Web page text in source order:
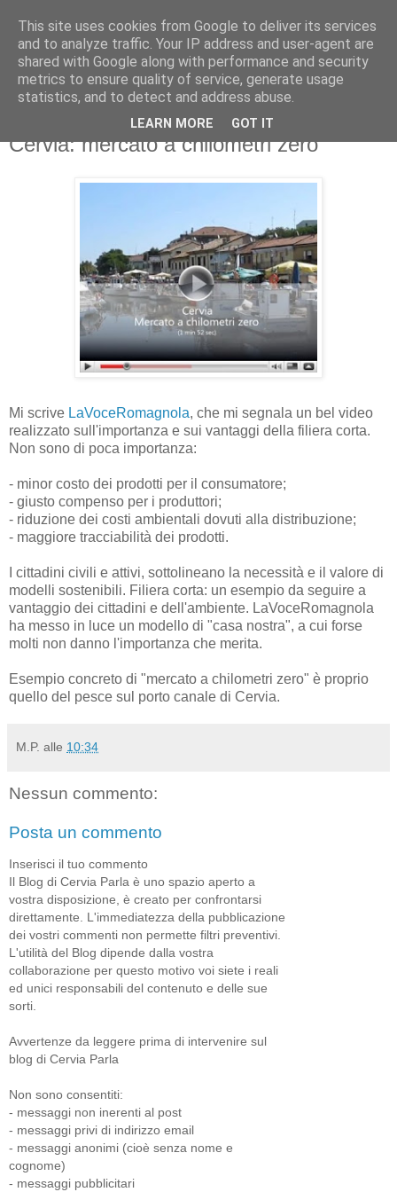
sabato 5 settembre 2009
Cervia: mercato a chilometri zero
Mi scrive LaVoceRomagnola, che mi segnala un bel video
realizzato sull'importanza e sui vantaggi della filiera corta.
Non sono di poca importanza:
- minor costo dei prodotti per il consumatore;
- giusto compenso per i produttori;
- riduzione dei costi ambientali dovuti alla distribuzione;
- maggiore tracciabilità dei prodotti.
I cittadini civili e attivi, sottolineano la necessità e il valore di
modelli sostenibili. Filiera corta: un esempio da seguire a
vantaggio dei cittadini e dell'ambiente. LaVoceRomagnola
ha messo in luce un modello di "casa nostra", a cui forse
molti non danno l'importanza che merita.
Esempio concreto di "mercato a chilometri zero" è proprio
quello del pesce sul porto canale di Cervia.
M.P. alle 10:34
Nessun commento:
Posta un commento
Inserisci il tuo commento
Il Blog di Cervia Parla è uno spazio aperto a
vostra disposizione, è creato per confrontarsi
direttamente. L'immediatezza della pubblicazione
dei vostri commenti non permette filtri preventivi.
L'utilità del Blog dipende dalla vostra
collaborazione per questo motivo voi siete i reali
ed unici responsabili del contenuto e delle sue
sorti.
Avvertenze da leggere prima di intervenire sul
blog di Cervia Parla
Non sono consentiti:
- messaggi non inerenti al post
- messaggi privi di indirizzo email
- messaggi anonimi (cioè senza nome e
cognome)
- messaggi pubblicitari
This site uses cookies from Google to deliver its services
and to analyze traffic. Your IP address and user-agent are
shared with Google along with performance and security
metrics to ensure quality of service, generate usage
statistics, and to detect and address abuse.
LEARN MORE GOT IT